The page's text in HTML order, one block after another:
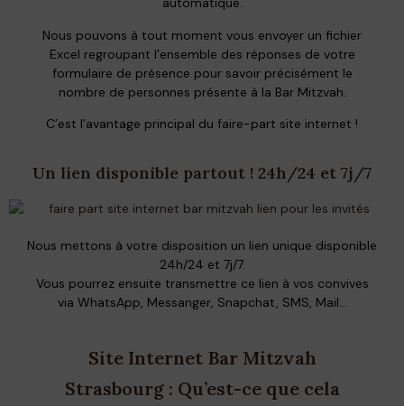
Nous pouvons à tout moment vous envoyer un fichier
Excel regroupant l’ensemble des réponses de votre
formulaire de présence pour savoir précisément le
nombre de personnes présente à la Bar Mitzvah.
C’est l’avantage principal du faire-part site internet !
Un lien disponible partout ! 24h/24 et 7j/7
Nous mettons à votre disposition un lien unique disponible
24h/24 et 7j/7.
Vous pourrez ensuite transmettre ce lien à vos convives
via WhatsApp, Messanger, Snapchat, SMS, Mail…
Site Internet Bar Mitzvah
Strasbourg : Qu’est-ce que cela